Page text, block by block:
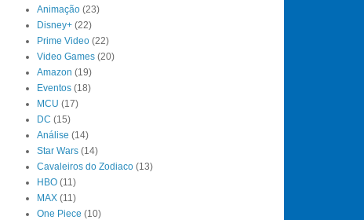
Animação (23)
Disney+ (22)
Prime Video (22)
Video Games (20)
Amazon (19)
Eventos (18)
MCU (17)
DC (15)
Análise (14)
Star Wars (14)
Cavaleiros do Zodiaco (13)
HBO (11)
MAX (11)
One Piece (10)